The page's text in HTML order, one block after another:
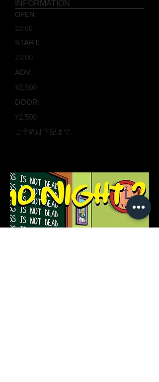
INFORMATION
OPEN:
23:00
START:
23:00
ADV:
¥2,500
DOOR:
¥2,500
ご予約は下記まで。